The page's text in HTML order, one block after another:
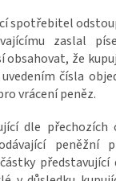
spotřebitel
zaslal
obsahovat, že
čísla
vrácení peněz.
dle přechozích
peněžní
představující